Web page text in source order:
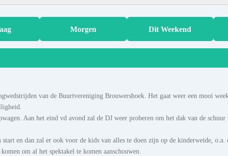
Morgen Dit Weekend
van de Buurtvereniging Brouwershoek. Het gaat weer een mooi
Aan het eind vd avond zal de DJ weer proberen om het dak van de
en dan zal er ook voor de kids van alles te doen zijn op de kinderweide, o.a.
om al het spektakel te komen aanschouwen.